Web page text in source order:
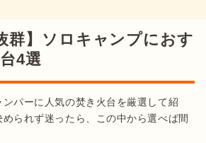
群】ソロキャンプにおす
4選
パーに人気の焚き火台を厳選して紹
られず迷ったら、この中から選べば間